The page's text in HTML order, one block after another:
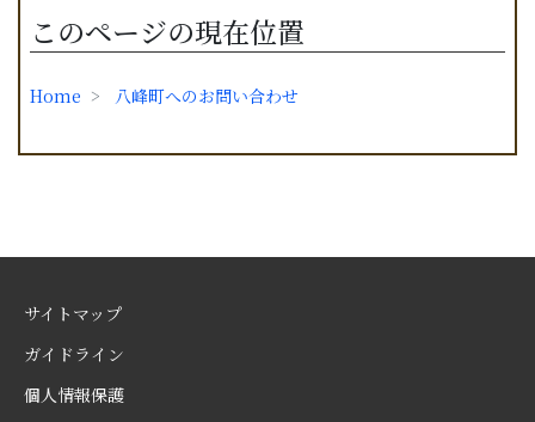
このページの現在位置
Home 八峰町へのお問い合わせ
サイトマップ
ガイドライン
個人情報保護